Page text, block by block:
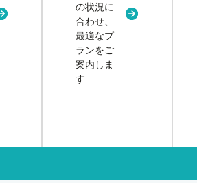
新規タブまたはウィンドウで開く
の状況に
合わせ、
最適なプ
ランをご
案内しま
す
新規タブま